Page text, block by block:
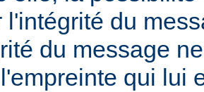
l'intégrité du
du message
qui lui